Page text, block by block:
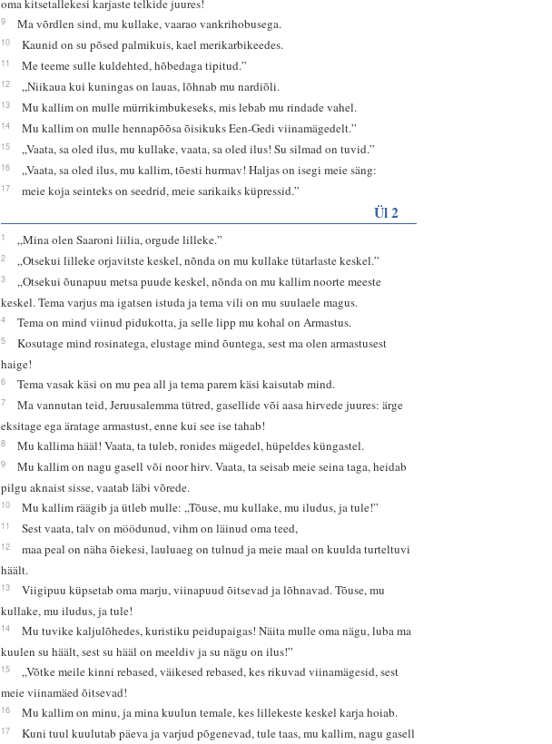
9 Ma võrdlen sind, mu kullake, vaarao vankrihobusega.
10 Kaunid on su põsed palmikuis, kael merikarbikeedes.
11 Me teeme sulle kuldehted, hõbedaga tipitud.”
12 „Niikaua kui kuningas on lauas, lõhnab mu nardiõli.
13 Mu kallim on mulle mürrikimbukeseks, mis lebab mu rindade vahel.
14 Mu kallim on mulle hennapõõsa õisikuks Een-Gedi viinamägedelt.”
15 „Vaata, sa oled ilus, mu kullake, vaata, sa oled ilus! Su silmad on tuvid.”
16 „Vaata, sa oled ilus, mu kallim, tõesti hurmav! Haljas on isegi meie säng:
17 meie koja seinteks on seedrid, meie sarikaiks küpressid.”
Ül 2
1 „Mina olen Saaroni liilia, orgude lilleke.”
2 „Otsekui lilleke orjavitste keskel, nõnda on mu kullake tütarlaste keskel.”
3
„Otsekui õunapuu metsa puude keskel, nõnda on mu kallim noorte meeste
keskel. Tema varjus ma igatsen istuda ja tema vili on mu suulaele magus.
4 Tema on mind viinud pidukotta, ja selle lipp mu kohal on Armastus.
5
Kosutage mind rosinatega, elustage mind õuntega, sest ma olen armastusest
haige!
6 Tema vasak käsi on mu pea all ja tema parem käsi kaisutab mind.
7
Ma vannutan teid, Jeruusalemma tütred, gasellide või aasa hirvede juures: ärge
eksitage ega äratage armastust, enne kui see ise tahab!
8 Mu kallima hääl! Vaata, ta tuleb, ronides mägedel, hüpeldes küngastel.
9
Mu kallim on nagu gasell või noor hirv. Vaata, ta seisab meie seina taga, heidab
pilgu aknaist sisse, vaatab läbi võrede.
10 Mu kallim räägib ja ütleb mulle: „Tõuse, mu kullake, mu iludus, ja tule!”
11 Sest vaata, talv on möödunud, vihm on läinud oma teed,
12
maa peal on näha õiekesi, lauluaeg on tulnud ja meie maal on kuulda turteltuvi
häält.
13
Viigipuu küpsetab oma marju, viinapuud õitsevad ja lõhnavad. Tõuse, mu
kullake, mu iludus, ja tule!
14
Mu tuvike kaljulõhedes, kuristiku peidupaigas! Näita mulle oma nägu, luba ma
kuulen su häält, sest su hääl on meeldiv ja su nägu on ilus!”
15
„Võtke meile kinni rebased, väikesed rebased, kes rikuvad viinamägesid, sest
meie viinamäed õitsevad!
16 Mu kallim on minu, ja mina kuulun temale, kes lillekeste keskel karja hoiab.
17
Kuni tuul kuulutab päeva ja varjud põgenevad, tule taas, mu kallim, nagu gasell